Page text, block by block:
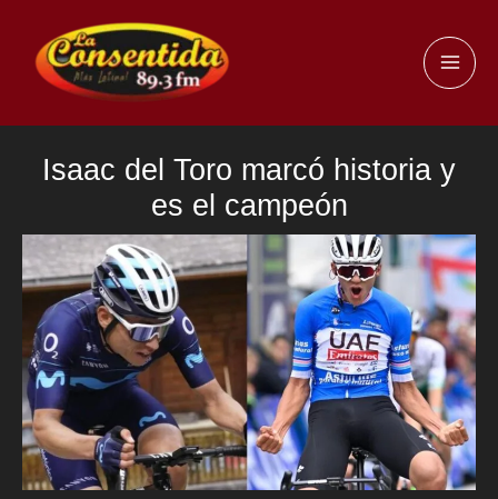
contenido
Isaac del Toro marcó historia y
es el campeón